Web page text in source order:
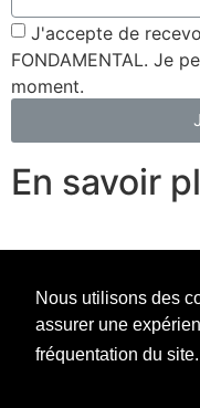
Nous utilisons des
assurer une
fréquentation du site.
J'accepte de
FONDAMENTAL. Je
moment.
En savoir
Forge & Delescluze
Membre du SPIIL.
journalisme à la